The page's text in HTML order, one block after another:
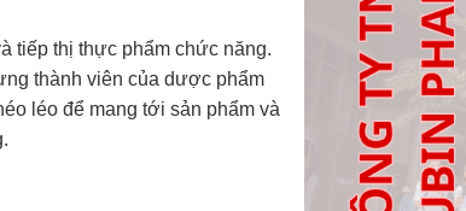
tiếp thị thực phẩm chức năng.
thành viên của dược phẩm
léo để mang tới sản phẩm và